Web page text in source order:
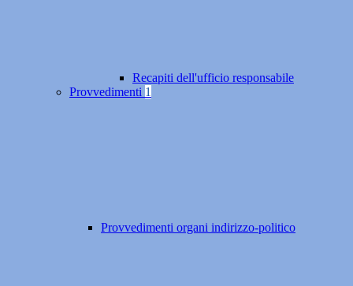
Recapiti dell'ufficio responsabile
Provvedimenti 1
Provvedimenti organi indirizzo-politico